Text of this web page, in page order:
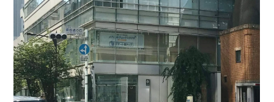
Chính sách bảo vệ dữ liệu cá nhân
Hướng dẫn và chính sách của công ty
Quản trị JTB